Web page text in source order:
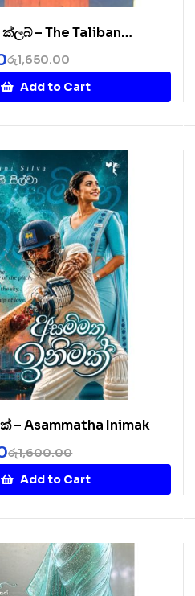
– The Taliban
රු1,650.00
Add to Cart
– Asammatha Inimak
රු1,600.00
Add to Cart